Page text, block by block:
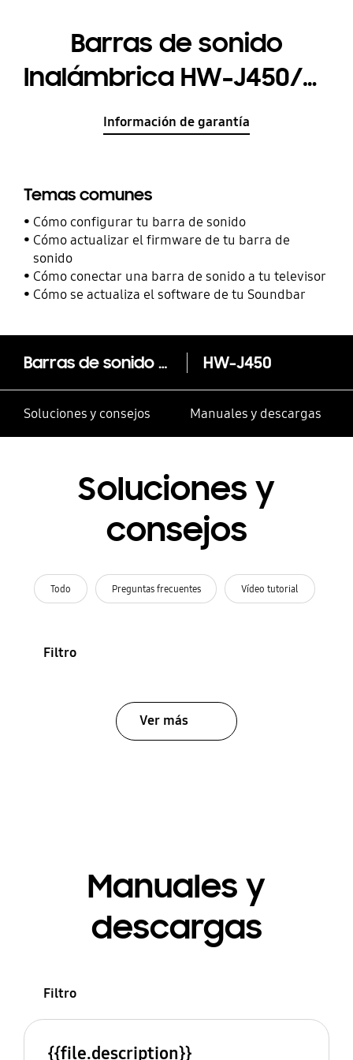
Barras de sonido
Inalámbrica HW-J450/ZF
2.1 300W
Información de garantía
Temas comunes
Cómo configurar tu barra de sonido
Cómo actualizar el firmware de tu barra de
sonido
Cómo conectar una barra de sonido a tu televisor
Cómo se actualiza el software de tu Soundbar
Barras de sonido Inalámbrica HW-J450/ZF 2.1 300W HW-J450
Soluciones y consejos Manuales y descargas
Soluciones y
consejos
Todo Preguntas frecuentes Vídeo tutorial
Filtro
Ver más
Manuales y
descargas
Filtro
{{file.description}}